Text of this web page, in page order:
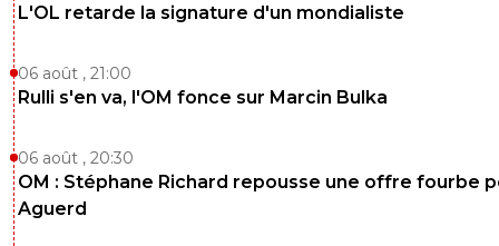
L'OL retarde la signature d'un mondialiste
06 août , 21:00
Rulli s'en va, l'OM fonce sur Marcin Bulka
06 août , 20:30
OM : Stéphane Richard repousse une offre fourbe
Aguerd